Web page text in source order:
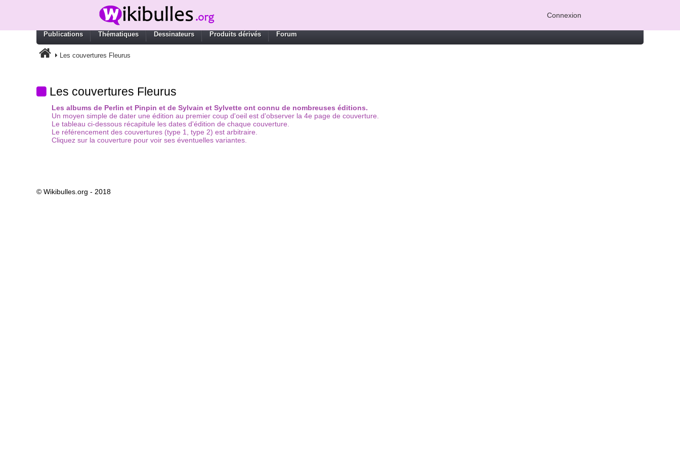
Connexion
Publications Thématiques Dessinateurs Produits dérivés Forum
Les couvertures Fleurus
Les couvertures Fleurus
Les albums de Perlin et Pinpin et de Sylvain et Sylvette ont connu de nombreuses éditions.
Un moyen simple de dater une édition au premier coup d'oeil est d'observer la 4e page de couverture.
Le tableau ci-dessous récapitule les dates d'édition de chaque couverture.
Le référencement des couvertures (type 1, type 2) est arbitraire.
Cliquez sur la couverture pour voir ses éventuelles variantes.
© Wikibulles.org - 2018